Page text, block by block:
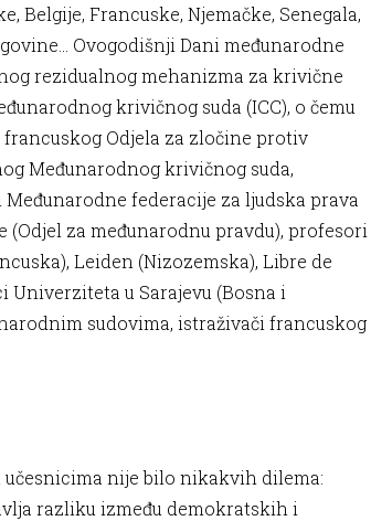
Belgije, Francuske, Njemačke, Senegala,
Ovogodišnji Dani međunarodne
rezidualnog mehanizma za krivične
krivičnog suda (ICC), o čemu
Odjela za zločine protiv
Međunarodnog krivičnog suda,
federacije za ljudska prava
za međunarodnu pravdu), profesori
Leiden (Nizozemska), Libre de
Univerziteta u Sarajevu (Bosna i
sudovima, istraživači francuskog
nije bilo nikakvih dilema:
razliku između demokratskih i